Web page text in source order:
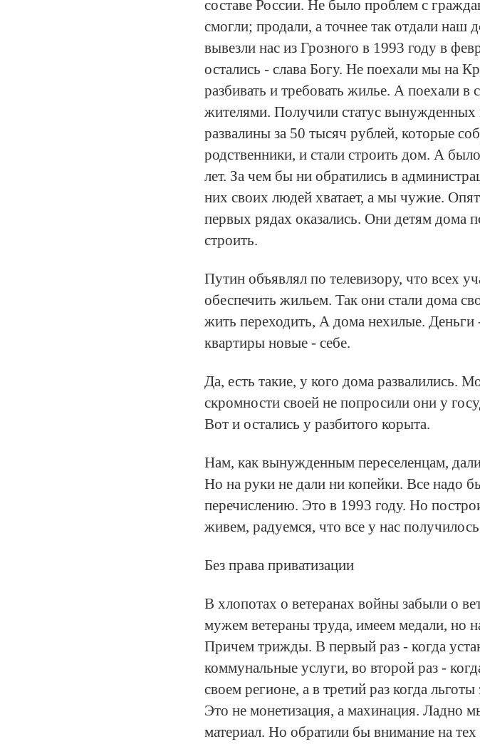
составе России. Не было проблем с
смогли; продали, а точнее так отдали наш
вывезли нас из Грозного в 1993 году в
остались - слава Богу. Не поехали мы на
разбивать и требовать жилье. А поехали в
жителями. Получили статус вынужденных
развалины за 50 тысяч рублей, которые
родственники, и стали строить дом. А
лет. За чем бы ни обратились в
них своих людей хватает, а мы чужие.
первых рядах оказались. Они детям дома
строить.
Путин объявлял по телевизору, что всех
обеспечить жильем. Так они стали дома
жить переходить, А дома нехилые. Деньги
квартиры новые - себе.
Да, есть такие, у кого дома развалились.
скромности своей не попросили они у
Вот и остались у разбитого корыта.
Нам, как вынужденным переселенцам,
Но на руки не дали ни копейки. Все надо
перечислению. Это в 1993 году. Но
живем, радуемся, что все у нас
Без права приватизации
В хлопотах о ветеранах войны забыли о
мужем ветераны труда, имеем медали, но
Причем трижды. В первый раз - когда
коммунальные услуги, во второй раз -
своем регионе, а в третий раз когда
Это не монетизация, а махинация. Ладно
материал. Но обратили бы внимание на